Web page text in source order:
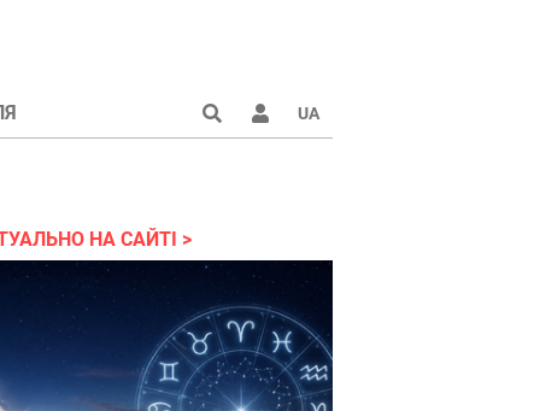
UA
2022
НА САЙТІ